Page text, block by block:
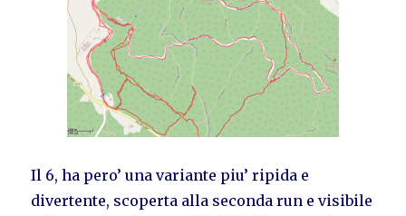
Il 6, ha pero’ una variante piu’ ripida e
divertente, scoperta alla seconda run e visibile